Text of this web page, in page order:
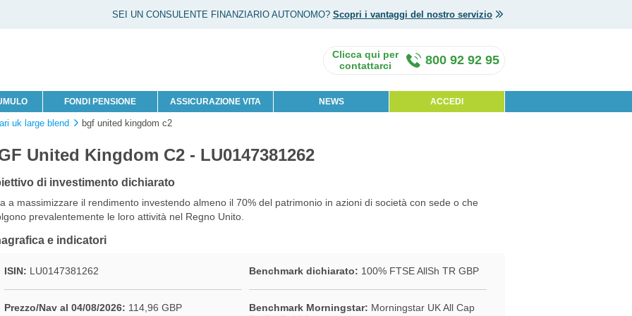
SEI UN CONSULENTE FINANZIARIO AUTONOMO? Scopri i vantaggi del nostro servizio
FONDI PENSIONE ASSICURAZIONE VITA NEWS ACCEDI
800 92 92 95
uk large blend bgf united kingdom c2
United Kingdom C2 - LU0147381262
di investimento dichiarato
a massimizzare il rendimento investendo almeno il 70% del patrimonio in azioni di società con sede o che
prevalentemente le loro attività nel Regno Unito.
e indicatori
ISIN: LU0147381262 Benchmark dichiarato: 100% FTSE AllSh TR GBP
Prezzo/Nav al 04/08/2026: 114,96 GBP Benchmark Morningstar: Morningstar UK All Cap